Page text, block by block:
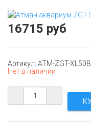
16715 руб
Артикул: ATM-ZGT-XL50B
Нет в наличии